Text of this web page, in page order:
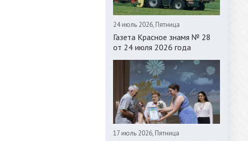
24 июль 2026, Пятница
Газета Красное знамя № 28
от 24 июля 2026 года
17 июль 2026, Пятница